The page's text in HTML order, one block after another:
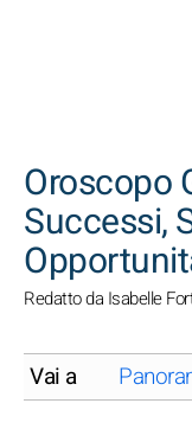
Oroscopo
Successi,
Redatto da Isabelle
Vai a